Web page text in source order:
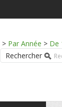
> Par Année > De
Rechercher